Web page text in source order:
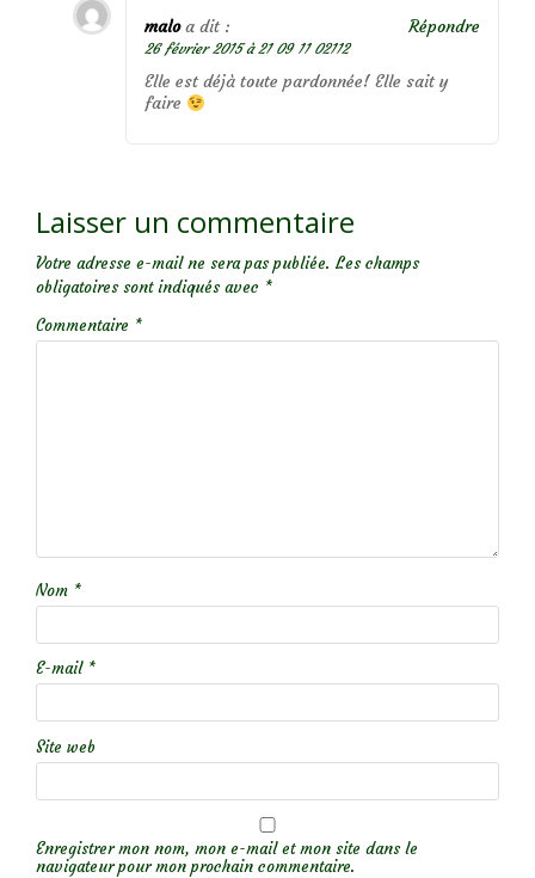
malo a dit :
26 février 2015 à 21 09 11 02112
Elle est déjà toute pardonnée! Elle sait y
faire
Répondre
Laisser un commentaire
Votre adresse e-mail ne sera pas publiée. Les champs
obligatoires sont indiqués avec *
Commentaire *
Nom *
E-mail *
Site web
Enregistrer mon nom, mon e-mail et mon site dans le
navigateur pour mon prochain commentaire.